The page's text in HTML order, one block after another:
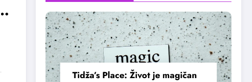
Tidža’s Place: Život je magičan